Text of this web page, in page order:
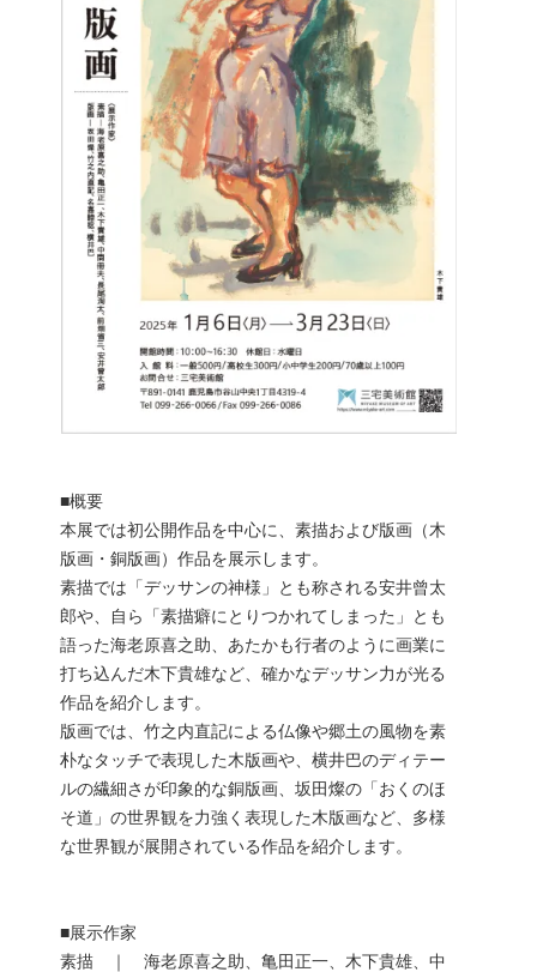
■概要
本展では初公開作品を中心に、素描および版画（木
版画・銅版画）作品を展示します。
素描では「デッサンの神様」とも称される安井曾太
郎や、自ら「素描癖にとりつかれてしまった」とも
語った海老原喜之助、あたかも行者のように画業に
打ち込んだ木下貴雄など、確かなデッサン力が光る
作品を紹介します。
版画では、竹之内直記による仏像や郷土の風物を素
朴なタッチで表現した木版画や、横井巴のディテー
ルの繊細さが印象的な銅版画、坂田燦の「おくのほ
そ道」の世界観を力強く表現した木版画など、多様
な世界観が展開されている作品を紹介します。
■展示作家
素描 ｜ 海老原喜之助、亀田正一、木下貴雄、中